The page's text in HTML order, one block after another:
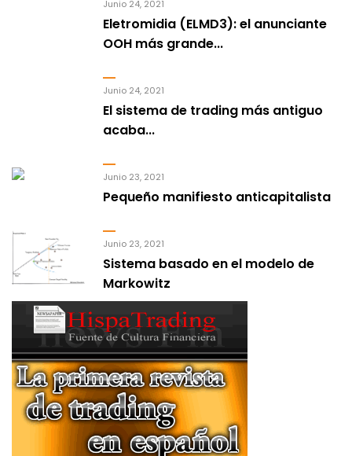
Junio 24, 2021
Eletromidia (ELMD3): el anunciante
OOH más grande...
Junio 24, 2021
El sistema de trading más antiguo
acaba...
Junio 23, 2021
Pequeño manifiesto anticapitalista
Junio 23, 2021
Sistema basado en el modelo de
Markowitz